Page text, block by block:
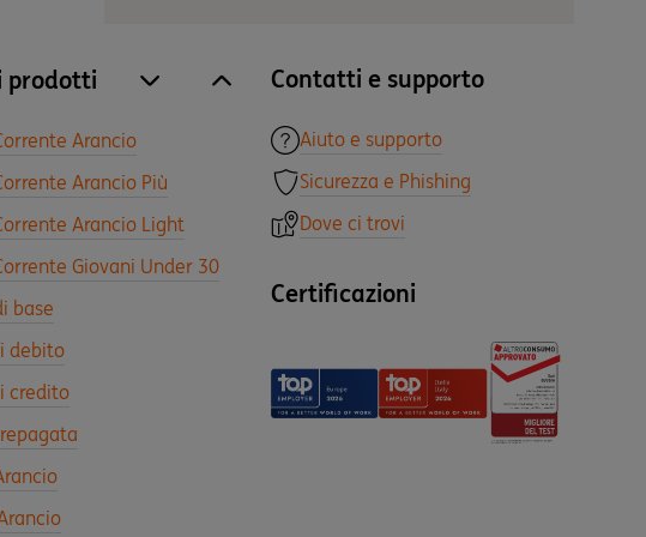
Chi siamo
prodotti site.accordion.apri [it-IT] Tutti i prodotti
Chiudi Tutti i prodotti
Arancio
Arancio Più
Arancio Light
Giovani Under 30
base
debito
credito
Contatti e supporto
Aiuto e supporto
Sicurezza e Phishing
Dove ci trovi
Certificazioni